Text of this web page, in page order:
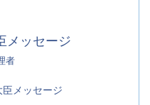
メッセージ
者
メッセージ